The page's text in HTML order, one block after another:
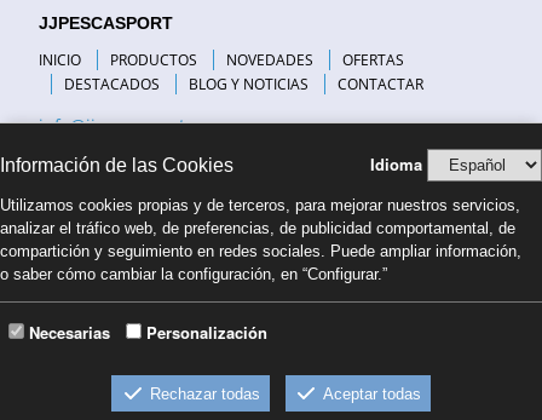
JJPESCASPORT
INICIO PRODUCTOS NOVEDADES
OFERTAS
DESTACADOS
BLOG Y NOTICIAS CONTACTAR
info@jjpescasport.com
VISITANOS
PREGUNTAS FRECUENTES
COMPAÑÍAS DE TRANSPORTE
FORMAS DE PAGO
NUESTRO BLOG
BLOG PESCA COSTA BRAVA
Información de las Cookies Idioma
Utilizamos cookies propias y de terceros, para mejorar nuestros servicios,
analizar el tráfico web, de preferencias, de publicidad comportamental, de
compartición y seguimiento en redes sociales. Puede ampliar información,
o saber cómo cambiar la configuración, en “Configurar.”
Necesarias Personalización
Rechazar todas Aceptar todas